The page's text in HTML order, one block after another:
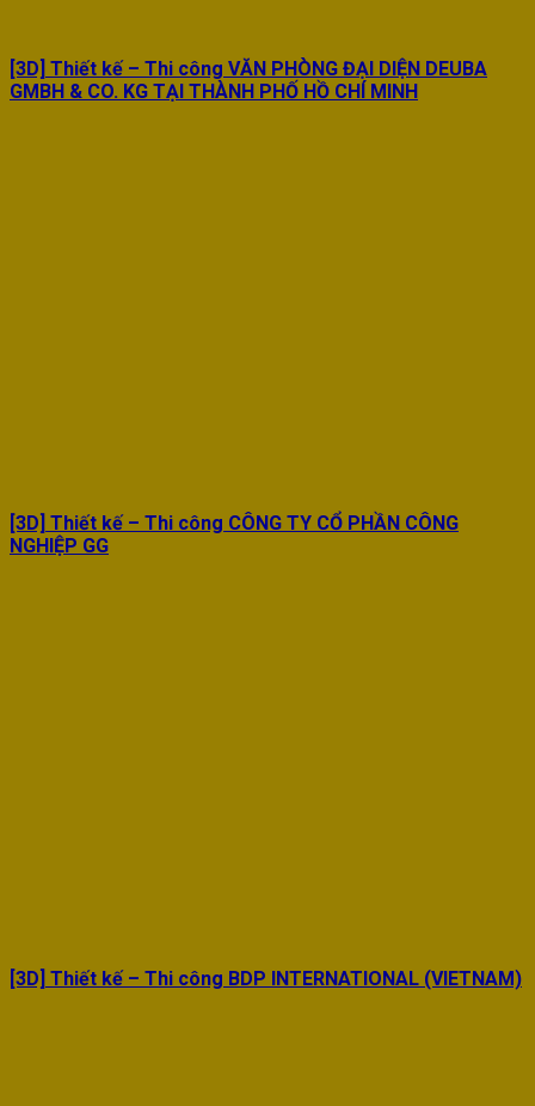
[3D] Thiết kế – Thi công VĂN PHÒNG ĐẠI DIỆN DEUBA
GMBH & CO. KG TẠI THÀNH PHỐ HỒ CHÍ MINH
[3D] Thiết kế – Thi công CÔNG TY CỔ PHẦN CÔNG
NGHIỆP GG
[3D] Thiết kế – Thi công BDP INTERNATIONAL (VIETNAM)